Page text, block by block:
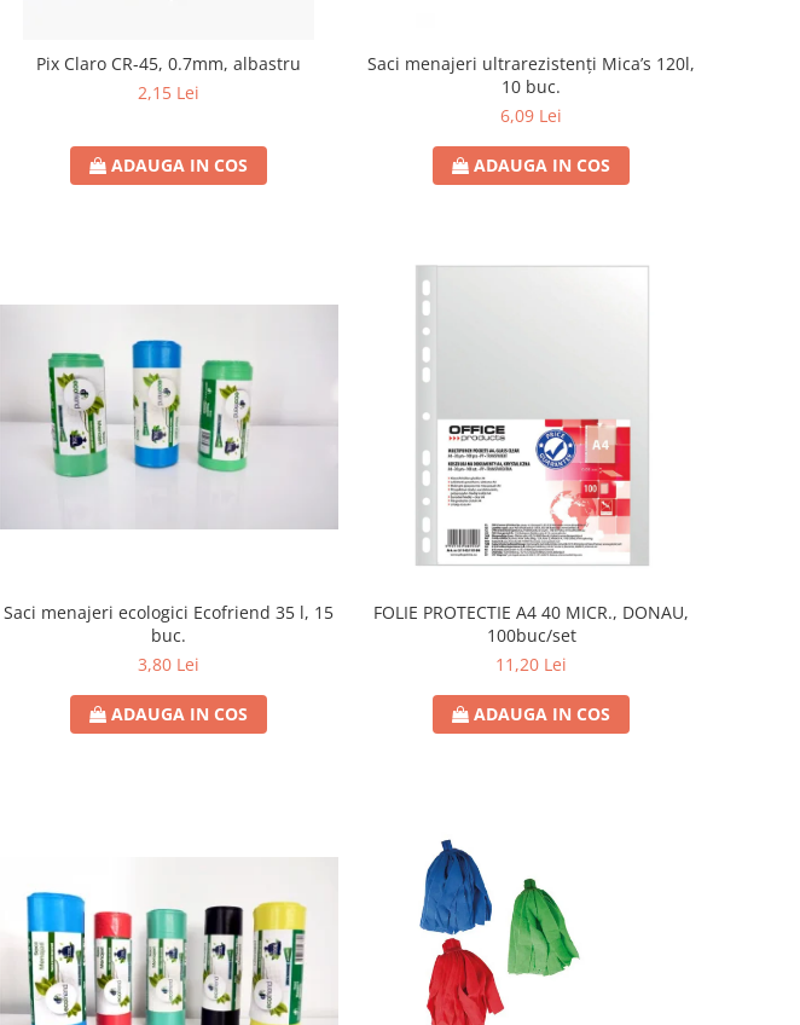
Pix Claro CR-45, 0.7mm, albastru
2,15 Lei
ADAUGA IN COS
Saci menajeri ultrarezistenți Mica’s 120l,
10 buc.
6,09 Lei
ADAUGA IN COS
Saci menajeri ecologici Ecofriend 35 l, 15
buc.
3,80 Lei
ADAUGA IN COS
FOLIE PROTECTIE A4 40 MICR., DONAU,
100buc/set
11,20 Lei
ADAUGA IN COS